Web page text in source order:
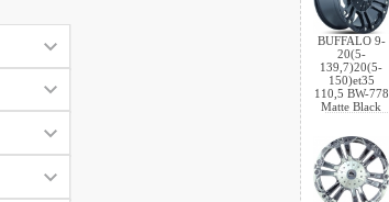
BUFFALO 9-
20(5-
139,7)20(5-
150)et35
110,5 BW-778
Matte Black